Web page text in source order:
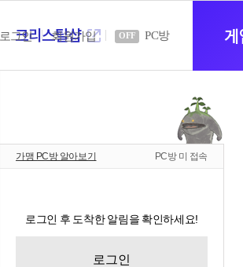
크리스탈샵새
로그인 회원가입 OFF PC방
가맹 PC방 알아보기 PC방 미 접속
로그인 후 도착한 알림을 확인하세요!
로그인